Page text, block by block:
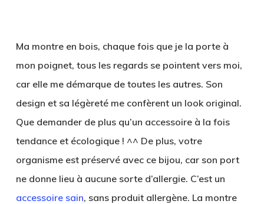
Ma montre en bois, chaque fois que je la porte à
mon poignet, tous les regards se pointent vers moi,
car elle me démarque de toutes les autres. Son
design et sa légèreté me confèrent un look original.
Que demander de plus qu’un accessoire à la fois
tendance et écologique ! ^^ De plus, votre
organisme est préservé avec ce bijou, car son port
ne donne lieu à aucune sorte d’allergie. C’est un
accessoire sain, sans produit allergène. La montre